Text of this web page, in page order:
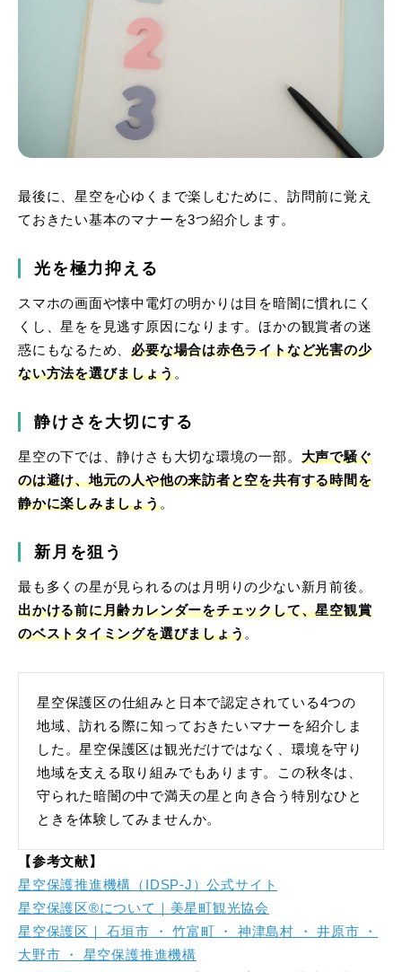
最後に、星空を心ゆくまで楽しむために、訪問前に覚え
ておきたい基本のマナーを3つ紹介します。
光を極力抑える
スマホの画面や懐中電灯の明かりは目を暗闇に慣れにく
くし、星をを見逃す原因になります。ほかの観賞者の迷
惑にもなるため、必要な場合は赤色ライトなど光害の少
ない方法を選びましょう。
静けさを大切にする
星空の下では、静けさも大切な環境の一部。 大声で騒ぐ
のは避け、地元の人や他の来訪者と空を共有する時間を
静かに楽しみましょう。
新月を狙う
最も多くの星が見られるのは月明りの少ない新月前後。
出かける前に月齢カレンダーをチェックして、星空観賞
のベストタイミングを選びましょう。
星空保護区の仕組みと日本で認定されている4つの
地域、訪れる際に知っておきたいマナーを紹介しま
した。星空保護区は観光だけではなく、環境を守り
地域を支える取り組みでもあります。この秋冬は、
守られた暗闇の中で満天の星と向き合う特別なひと
ときを体験してみませんか。
【参考文献】
星空保護推進機構（IDSP-J）公式サイト
星空保護区®について｜美星町観光協会
星空保護区｜ 石垣市 ・ 竹富町 ・ 神津島村 ・ 井原市 ・
大野市 ・ 星空保護推進機構